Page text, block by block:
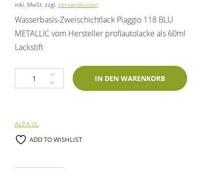
inkl. MwSt. zzgl. Versandkosten
Wasserbasis-Zweischichtlack Piaggio 118 BLU
METALLIC vom Hersteller profiautolacke als 60ml
Lackstift
Lackstift Piaggio 118 Blu Metallic 60ml profiautolacke-Zweischicht-
IN DEN WARENKORB
ALPA VL
ADD TO WISHLIST